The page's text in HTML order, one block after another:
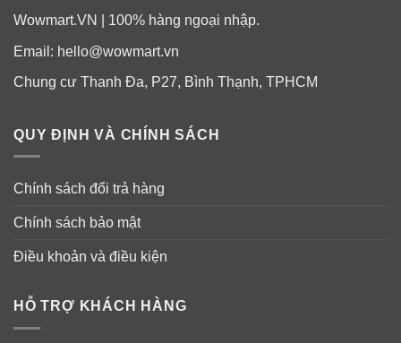
Wowmart.VN | 100% hàng ngoại nhập.
Email: hello@wowmart.vn
Chung cư Thanh Đa, P27, Bình Thạnh, TPHCM
QUY ĐỊNH VÀ CHÍNH SÁCH
Chính sách đổi trả hàng
Chính sách bảo mật
Điều khoản và điều kiện
HỖ TRỢ KHÁCH HÀNG